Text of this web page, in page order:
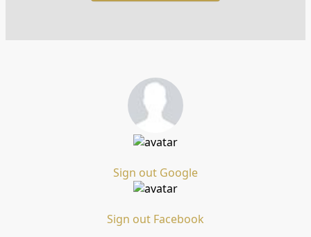
Sign out Google
Sign out Facebook